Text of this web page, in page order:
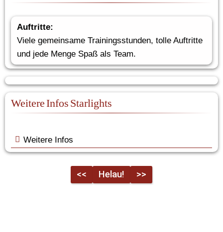
Auftritte:
Viele gemeinsame Trainingsstunden, tolle Auftritte
und jede Menge Spaß als Team.
Weitere Infos Starlights
Weitere Infos
<< Helau! >>